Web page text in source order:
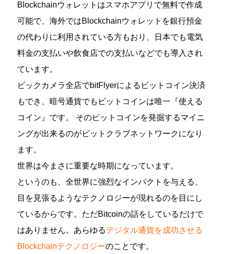
Blockchainウォレットはスマホアプリで無料で作成
可能で、海外ではBlockchainウォレットを銀行預金
の代わりに利用されている方もおり、日本でも電気
料金の支払いや飲食店での支払いなどでも導入され
ています。
ビックカメラ全店でbitFlyerによるビットコイン決済
もでき、暗号通貨でもビットコインは唯一『使える
コイン』です。 そのビットコインを発掘するマイニ
ングが出来るのがビットクラブネットワークになり
ます。
世界は今まさに重要な時期になっています。
というのも、全世界に強烈なインパクトを与える、
目を見張るようなテクノロジーが現れるのを目にし
ているからです。ただBitcoinの話をしているだけで
はありません。あらゆるデジタル通貨を成功させる
Blockchainテクノロジーのことです。